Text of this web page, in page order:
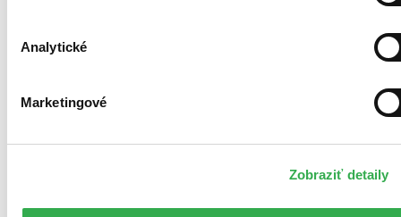
Analytické
Marketingové
Zobraziť detaily